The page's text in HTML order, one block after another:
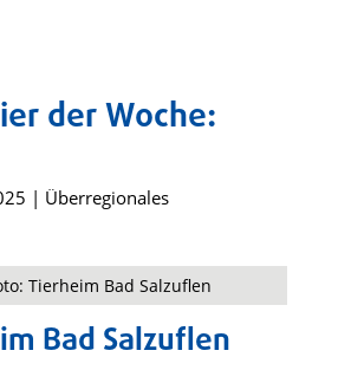
der Woche:
| Überregionales
Tierheim Bad Salzuflen
Bad Salzuflen